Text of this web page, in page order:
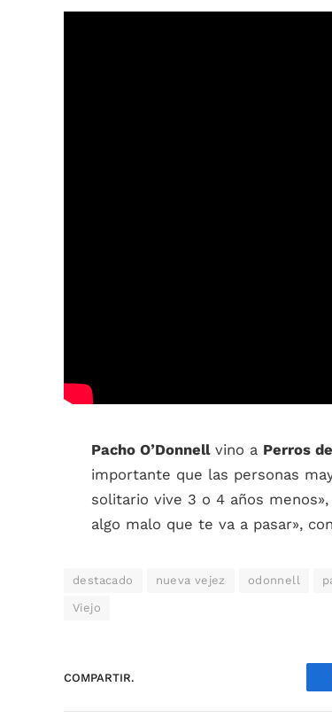
Pacho O’Donnellvino a Perros
importante que las personas
solitario vive 3 o 4 años
algo malo que te va a pasar»,
destacado nueva vejez odonnell
Viejo
COMPARTIR.